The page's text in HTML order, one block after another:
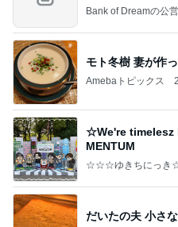
Bank of Dreamの公
モト冬樹 妻が作
Amebaトピックス
☆We're timelesz
MENTUM
☆☆☆ゆきちにっ
だいたの夫 小さ